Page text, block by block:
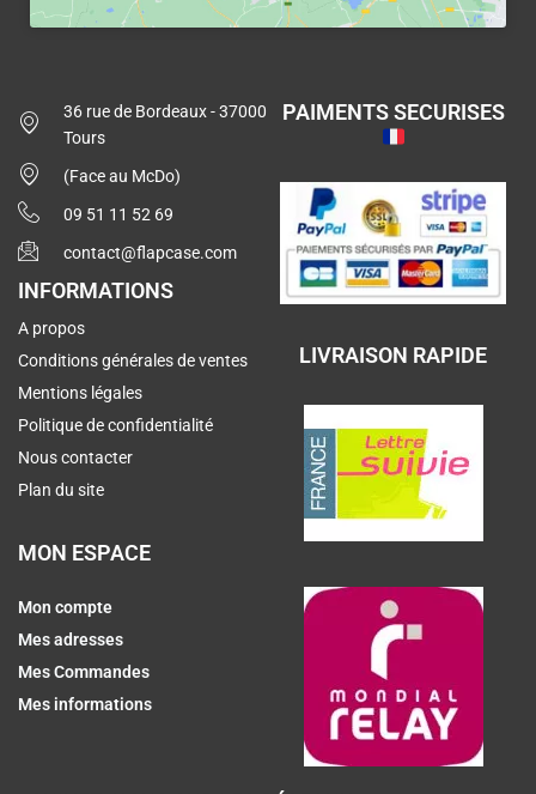
36 rue de Bordeaux - 37000
Tours
(Face au McDo)
09 51 11 52 69
contact@flapcase.com
INFORMATIONS
A propos
Conditions générales de ventes
Mentions légales
Politique de confidentialité
Nous contacter
Plan du site
MON ESPACE
Mon compte
Mes adresses
Mes Commandes
Mes informations
PAIMENTS SECURISES
LIVRAISON RAPIDE